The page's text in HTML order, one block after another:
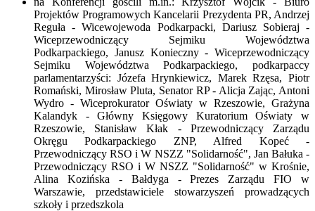
Projektów Programowych Kancelarii Prezydenta PR, Andrzej
Reguła - Wicewojewoda Podkarpacki, Dariusz Sobieraj -
Wiceprzewodniczący Sejmiku Województwa
Podkarpackiego, Janusz Konieczny - Wiceprzewodniczący
Sejmiku Województwa Podkarpackiego, podkarpaccy
parlamentarzyści: Józefa Hrynkiewicz, Marek Rzęsa, Piotr
Romański, Mirosław Pluta, Senator RP - Alicja Zając, Antoni
Wydro - Wiceprokurator Oświaty w Rzeszowie, Grażyna
Kalandyk - Główny Księgowy Kuratorium Oświaty w
Rzeszowie, Stanisław Kłak - Przewodniczący Zarządu
Okręgu Podkarpackiego ZNP, Alfred Kopeć -
Przewodniczący RSO i W NSZZ "Solidarność", Jan Bałuka -
Przewodniczący RSO i W NSZZ "Solidarność" w Krośnie,
Alina Kozińska - Bałdyga - Prezes Zarządu FIO w
Warszawie, przedstawiciele stowarzyszeń prowadzących
szkoły i przedszkola